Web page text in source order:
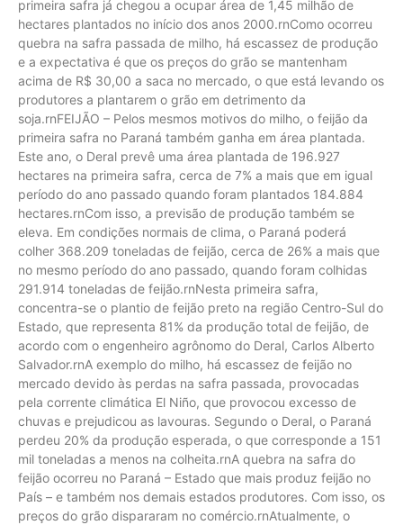
primeira safra já chegou a ocupar área de 1,45 milhão de
hectares plantados no início dos anos 2000.rnComo ocorreu
quebra na safra passada de milho, há escassez de produção
e a expectativa é que os preços do grão se mantenham
acima de R$ 30,00 a saca no mercado, o que está levando os
produtores a plantarem o grão em detrimento da
soja.rnFEIJÃO – Pelos mesmos motivos do milho, o feijão da
primeira safra no Paraná também ganha em área plantada.
Este ano, o Deral prevê uma área plantada de 196.927
hectares na primeira safra, cerca de 7% a mais que em igual
período do ano passado quando foram plantados 184.884
hectares.rnCom isso, a previsão de produção também se
eleva. Em condições normais de clima, o Paraná poderá
colher 368.209 toneladas de feijão, cerca de 26% a mais que
no mesmo período do ano passado, quando foram colhidas
291.914 toneladas de feijão.rnNesta primeira safra,
concentra-se o plantio de feijão preto na região Centro-Sul do
Estado, que representa 81% da produção total de feijão, de
acordo com o engenheiro agrônomo do Deral, Carlos Alberto
Salvador.rnA exemplo do milho, há escassez de feijão no
mercado devido às perdas na safra passada, provocadas
pela corrente climática El Niño, que provocou excesso de
chuvas e prejudicou as lavouras. Segundo o Deral, o Paraná
perdeu 20% da produção esperada, o que corresponde a 151
mil toneladas a menos na colheita.rnA quebra na safra do
feijão ocorreu no Paraná – Estado que mais produz feijão no
País – e também nos demais estados produtores. Com isso, os
preços do grão dispararam no comércio.rnAtualmente, o